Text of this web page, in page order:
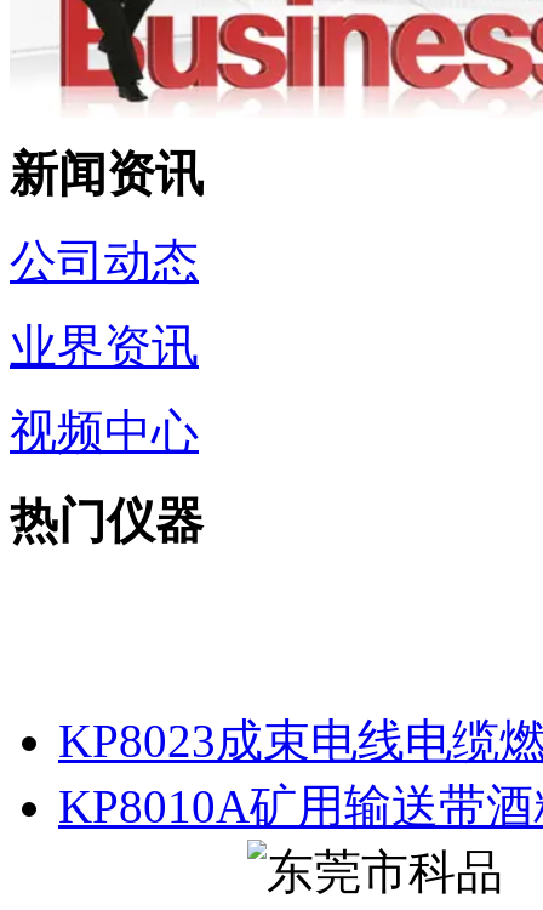
新闻资讯
公司动态
业界资讯
视频中心
热门仪器
KP8023成束电线电缆
KP8010A矿用输送带